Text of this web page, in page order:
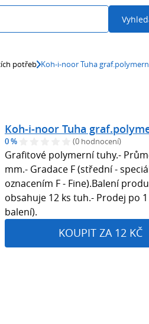
potřeb Koh-i-noor Tuha
Koh-i-noor Tuha
0 % (0 hodnocení)
Grafitové polymerní tuhy.-
mm.- Gradace F (střední -
oznacením F - Fine).Balení
obsahuje 12 ks tuh.- Prodej po
balení).
KOUPIT ZA 12 KČ